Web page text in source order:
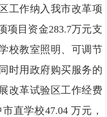
工作纳入我市改革项
项目资金283.7万元支
校教室照明、可调节
时用政府购买服务的
改革试验区工作经费
直学校47.04 万元，